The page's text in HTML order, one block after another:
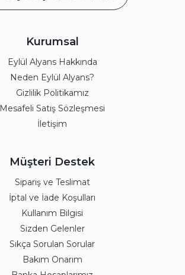
Kurumsal
Eylül Alyans Hakkında
Neden Eylül Alyans?
Gizlilik Politikamız
Mesafeli Satış Sözleşmesi
İletişim
Müşteri Destek
Sipariş ve Teslimat
İptal ve İade Koşulları
Kullanım Bilgisi
Sizden Gelenler
Sıkça Sorulan Sorular
Bakım Onarım